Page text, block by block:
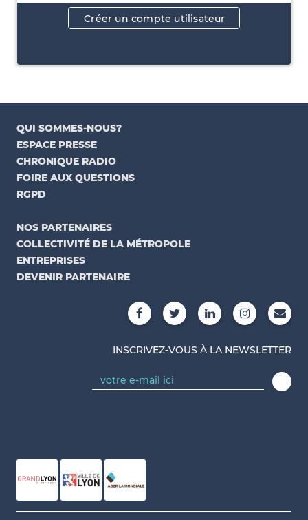
Créer un compte utilisateur
QUI SOMMES-NOUS?
ESPACE PRESSE
CHRONIQUE RADIO
FOIRE AUX QUESTIONS
RGPD
NOS PARTENAIRES
COLLECTIVITÉ DE LA MÉTROPOLE
ENTREPRISES
DEVENIR PARTENAIRE
INSCRIVEZ-VOUS À LA NEWSLETTER